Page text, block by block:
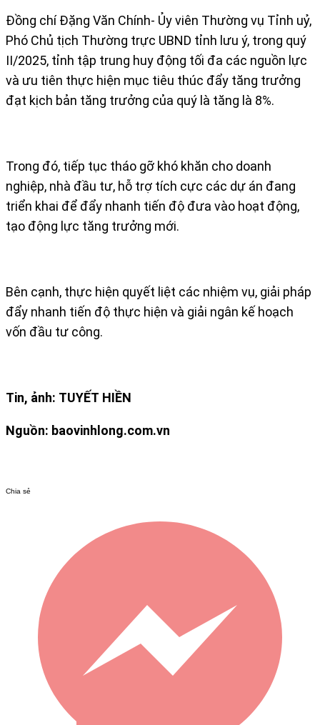
Đồng chí Đặng Văn Chính- Ủy viên Thường vụ Tỉnh uỷ,
Phó Chủ tịch Thường trực UBND tỉnh lưu ý, trong quý
II/2025, tỉnh tập trung huy động tối đa các nguồn lực
và ưu tiên thực hiện mục tiêu thúc đẩy tăng trưởng
đạt kịch bản tăng trưởng của quý là tăng là 8%.
Trong đó, tiếp tục tháo gỡ khó khăn cho doanh
nghiệp, nhà đầu tư, hỗ trợ tích cực các dự án đang
triển khai để đẩy nhanh tiến độ đưa vào hoạt động,
tạo động lực tăng trưởng mới.
Bên cạnh, thực hiện quyết liệt các nhiệm vụ, giải pháp
đẩy nhanh tiến độ thực hiện và giải ngân kế hoạch
vốn đầu tư công.
Tin, ảnh: TUYẾT HIỀN
Nguồn: baovinhlong.com.vn
Chia sẻ